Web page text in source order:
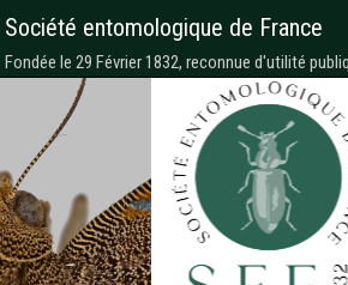
Société entomologique de France
Fondée le 29 Février 1832, reconnue d'utilité